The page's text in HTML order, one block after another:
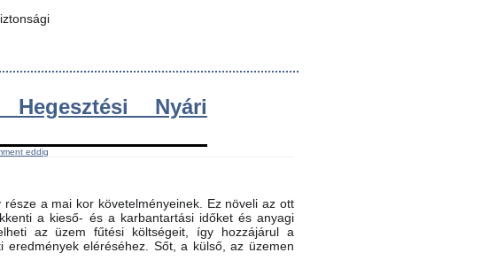
Nyári
eddig
a mai kor követelményeinek. Ez növeli az ott
a kieső- és a karbantartási időket és anyagi
az üzem fűtési költségeit, így hozzájárul a
eléréséhez. Sőt, a külső, az üzemen